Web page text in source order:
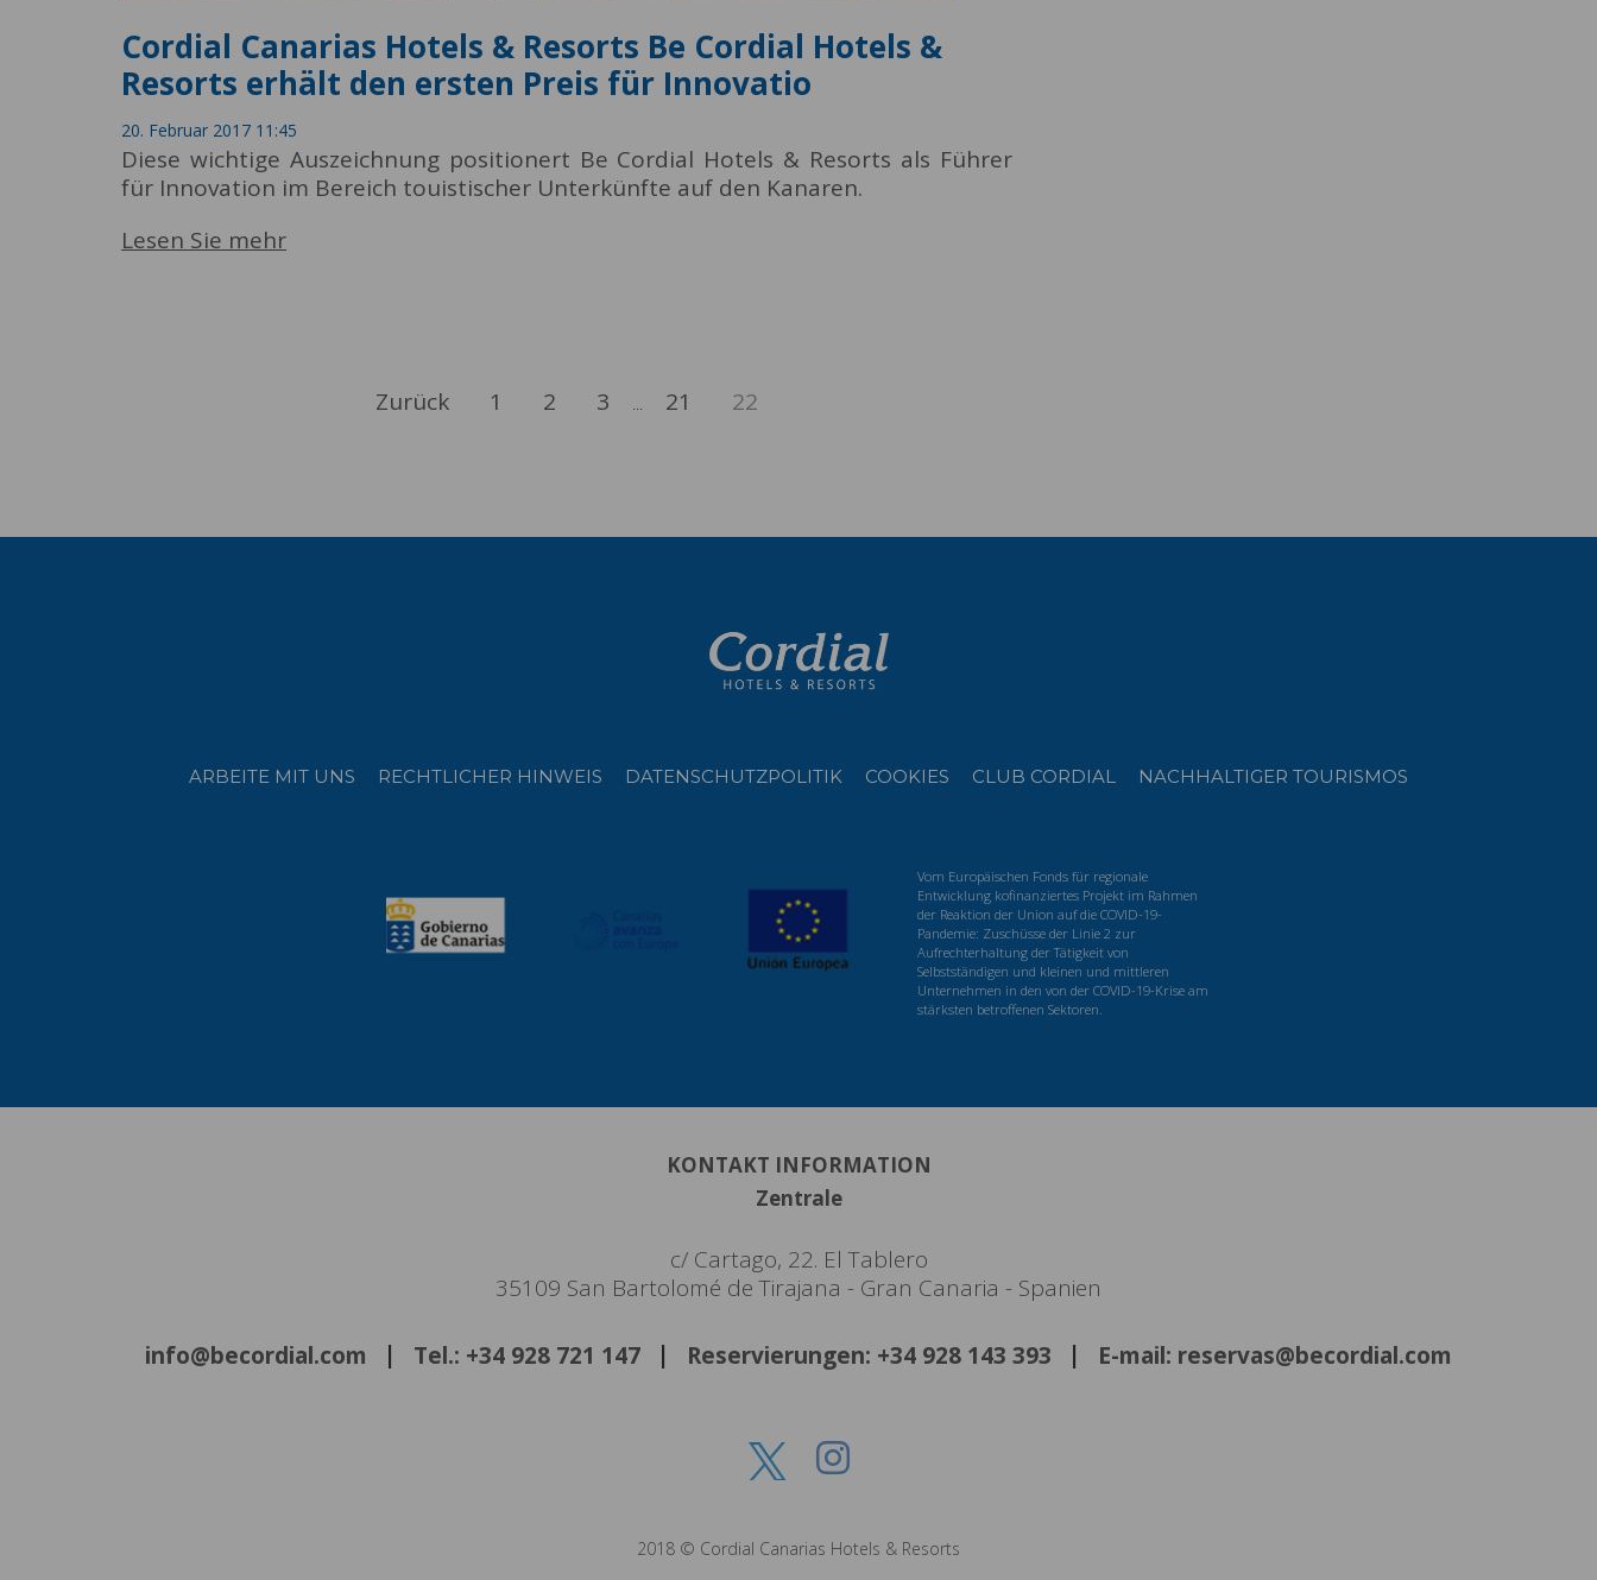
Cordial Canarias Hotels & Resorts Be Cordial Hotels &
Resorts erhält den ersten Preis für Innovatio
20. Februar 2017 11:45
Diese wichtige Auszeichnung positionert Be Cordial Hotels & Resorts als Führer
für Innovation im Bereich touistischer Unterkünfte auf den Kanaren.
Lesen Sie mehr
Zurück 1 2 3 ... 21 22
ARBEITE MIT UNS RECHTLICHER HINWEIS DATENSCHUTZPOLITIK COOKIES CLUB CORDIAL NACHHALTIGER TOURISMOS
Vom Europäischen Fonds für regionale
Entwicklung kofinanziertes Projekt im Rahmen
der Reaktion der Union auf die COVID-19-
Pandemie: Zuschüsse der Linie 2 zur
Aufrechterhaltung der Tätigkeit von
Selbstständigen und kleinen und mittleren
Unternehmen in den von der COVID-19-Krise am
stärksten betroffenen Sektoren.
KONTAKT INFORMATION
Zentrale
c/ Cartago, 22. El Tablero
35109 San Bartolomé de Tirajana - Gran Canaria - Spanien
info@becordial.com Tel.: +34 928 721 147 Reservierungen: +34 928 143 393 E-mail: reservas@becordial.com
2018 © Cordial Canarias Hotels & Resorts